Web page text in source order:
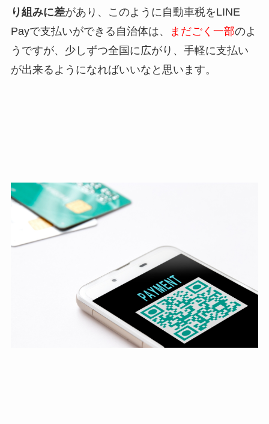
り組みに差があり、このように自動車税をLINE
Payで支払いができる自治体は、
まだごく一部のよ
うですが、少しずつ全国に広がり、手軽に支払い
が出来るようになればいいなと思います。